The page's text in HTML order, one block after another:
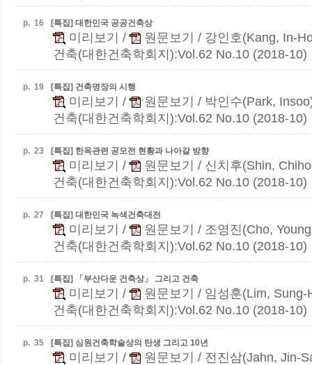
p. 16 [특집] 대한민국 공공건축상
미리보기 / 원문보기
/ 강인호(Kang, In-
건축(대한건축학회지):Vol.62 No.10 (2018-10)
p. 19 [특집] 건축명장의 시행
미리보기 / 원문보기
/ 박인수(Park,
건축(대한건축학회지):Vol.62 No.10 (2018-10)
p. 23 [특집] 한옥관련 공모전 현황과 나아갈 방향
미리보기 / 원문보기
/ 신치후(Shin,
건축(대한건축학회지):Vol.62 No.10 (2018-10)
p. 27 [특집] 대한민국 녹색건축대전
미리보기 / 원문보기
/ 조영진(Cho,
건축(대한건축학회지):Vol.62 No.10 (2018-10)
p. 31 [특집] 「부산다운 건축상」 그리고 건축
미리보기 / 원문보기
/ 임성훈(Lim, Sung-
건축(대한건축학회지):Vol.62 No.10 (2018-10)
p. 35 [특집] 심원건축학술상의 탄생 그리고 10년
미리보기 / 원문보기
/ 전진삼(Jahn, Jin-